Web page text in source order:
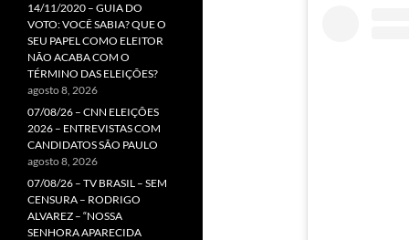
14/11/2020 – GUIA DO
VOTO: VOCÊ SABIA? QUE O
SEU PAPEL COMO ELEITOR
NÃO ACABA COM O
TÉRMINO DAS ELEIÇÕES?
agosto 8, 2026
07/08/26 – CNN ELEIÇÕES
2026 – ENTREVISTAS COM
CANDIDATOS SÃO PAULO
agosto 8, 2026
07/08/26 – TV BRASIL – SEM
CENSURA – RODRIGO
ALVAREZ – “NOSSA
SENHORA APARECIDA